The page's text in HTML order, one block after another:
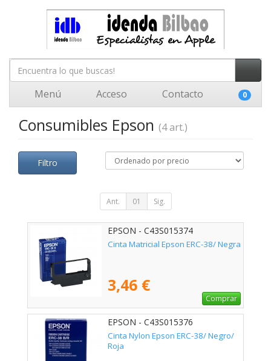
Menú Acceso Contacto 0
Consumibles Epson (4 art.)
Filtro
Ant. 01 Sig.
EPSON - C43S015374
Cinta Matricial Epson ERC-38/ Negra
3,46 €
Comprar
EPSON - C43S015376
Cinta Nylon Epson ERC-38/ Negro/
Roja